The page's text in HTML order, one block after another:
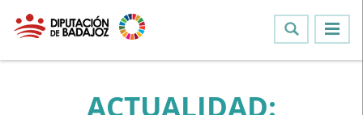
ACTUALIDAD: